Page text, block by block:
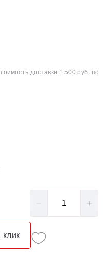
доставки 1 500 руб. по
клик